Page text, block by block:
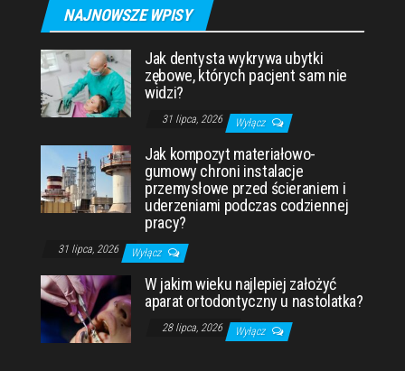
NAJNOWSZE WPISY
Jak dentysta wykrywa ubytki
zębowe, których pacjent sam nie
widzi?
31 lipca, 2026 Wyłącz
Jak kompozyt materiałowo-
gumowy chroni instalacje
przemysłowe przed ścieraniem i
uderzeniami podczas codziennej
pracy?
31 lipca, 2026 Wyłącz
W jakim wieku najlepiej założyć
aparat ortodontyczny u nastolatka?
28 lipca, 2026 Wyłącz